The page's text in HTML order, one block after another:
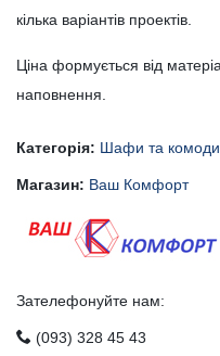
кілька варіантів проектів.
Ціна формується від
наповнення.
Категорія: Шафи та комоди
Магазин: Ваш Комфорт
Зателефонуйте нам:
(093) 328 45 43